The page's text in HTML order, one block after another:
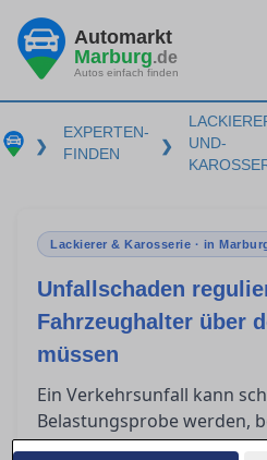
Automarkt
Marburg.de
Autos einfach finden
❯
EXPERTEN-
FINDEN
❯
UND-
Lackierer & Karosserie · in
Unfallschaden
Fahrzeughalter über
müssen
Ein Verkehrsunfall kann
Belastungsprobe werden,
die Regulierung des